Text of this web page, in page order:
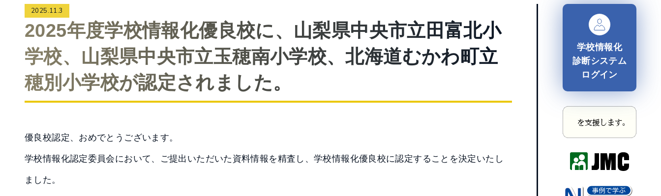
2025.11.3
2025年度学校情報化優良校に、山梨県中央市立田富北小
学校、山梨県中央市立玉穂南小学校、北海道むかわ町立
穂別小学校が認定されました。
優良校認定、おめでとうございます。
学校情報化認定委員会において、ご提出いただいた資料情報を精査し、学校情報化優良校に認定することを決定いたし
ました。
学校情報化
診断システム
ログイン